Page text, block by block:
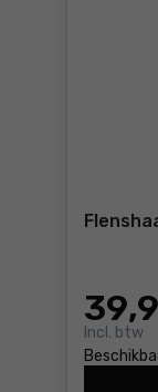
39
Incl. btw